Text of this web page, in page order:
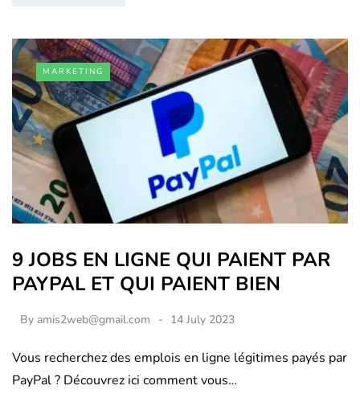
MARKETING
9 JOBS EN LIGNE QUI PAIENT PAR
PAYPAL ET QUI PAIENT BIEN
By amis2web@gmail.com 14 July 2023
Vous recherchez des emplois en ligne légitimes payés par
PayPal ? Découvrez ici comment vous…